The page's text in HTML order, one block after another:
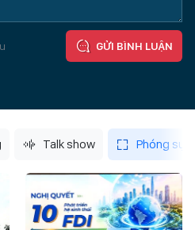
GỬI BÌNH LUẬN
Talk show Phóng sự